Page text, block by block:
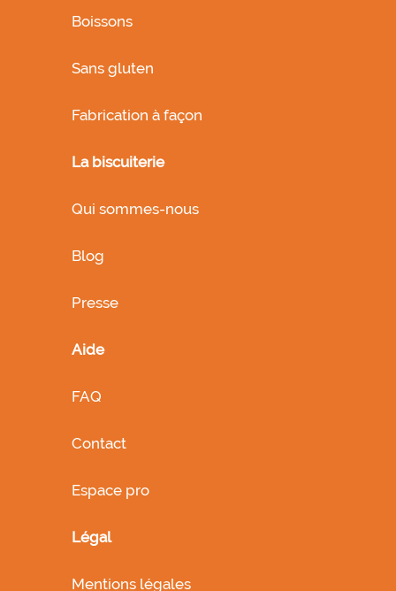
Boissons
Sans gluten
Fabrication à façon
La biscuiterie
Qui sommes-nous
Blog
Presse
Aide
FAQ
Contact
Espace pro
Légal
Mentions légales